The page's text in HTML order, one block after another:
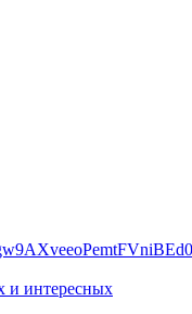
и интересных